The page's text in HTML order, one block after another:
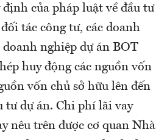
của pháp luật về đầu tư
tác công tư, các doanh
doanh nghiệp dự án BOT
huy động các nguồn vốn
vốn chủ sở hữu lên đến
tư dự án. Chi phí lãi vay
nêu trên được cơ quan Nhà